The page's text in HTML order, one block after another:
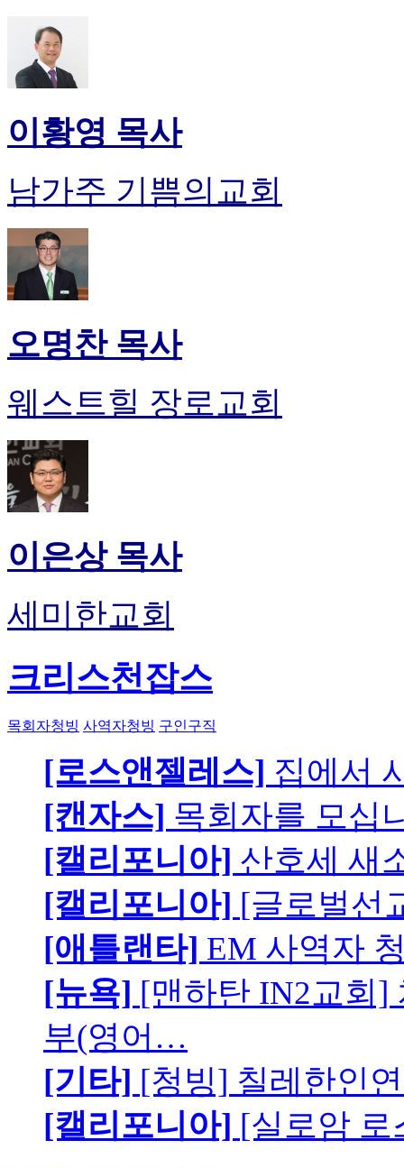
이황영 목사
남가주 기쁨의교회
오명찬 목사
웨스트힐 장로교회
이은상 목사
세미한교회
크리스천잡스
목회자청빙 사역자청빙 구인구직
[로스앤젤레스] 집에서
[캔자스] 목회자를 모십
[캘리포니아] 산호세 새
[캘리포니아] [글로벌선
[애틀랜타] EM 사역자
[뉴욕] [맨하탄 IN2교회]
부(영어…
[기타] [청빙] 칠레한인
[캘리포니아] [실로암 로